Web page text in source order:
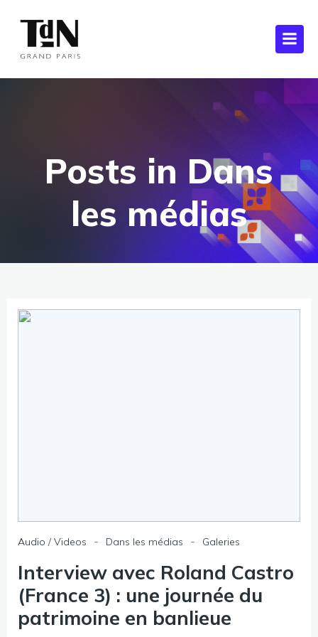
Posts in Dans
les médias
Audio / Videos - Dans les médias - Galeries
Interview avec Roland Castro
(France 3) : une journée du
patrimoine en banlieue